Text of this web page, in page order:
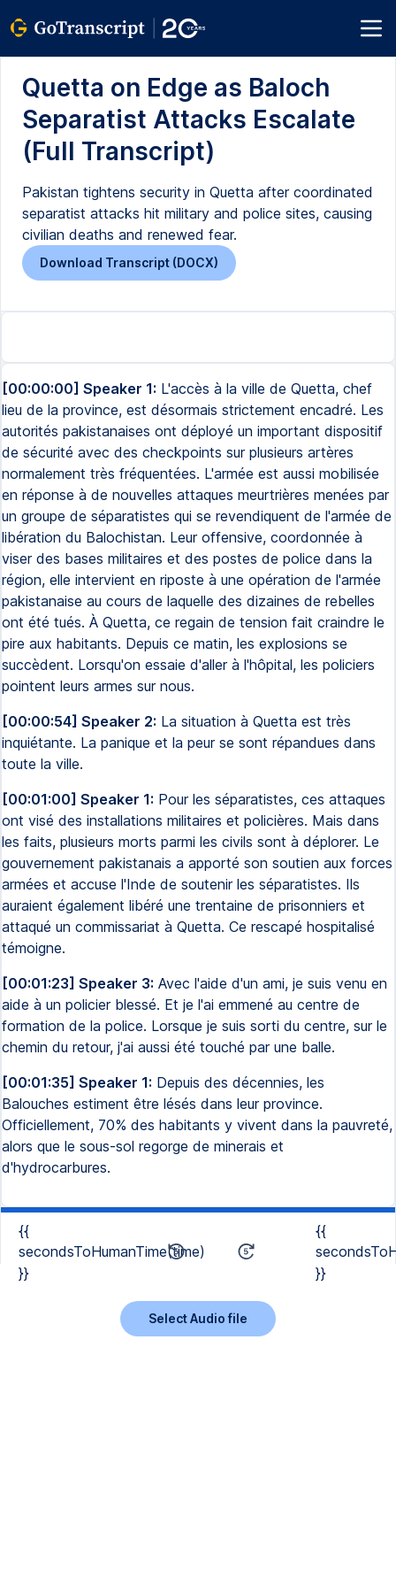
Quetta on Edge as Baloch
Separatist Attacks Escalate
(Full Transcript)
Pakistan tightens security in Quetta after coordinated
separatist attacks hit military and police sites, causing
civilian deaths and renewed fear.
Download Transcript (DOCX)
[00:00:00] Speaker 1: L'accès à la ville de Quetta, chef
lieu de la province, est désormais strictement encadré. Les
autorités pakistanaises ont déployé un important dispositif
de sécurité avec des checkpoints sur plusieurs artères
normalement très fréquentées. L'armée est aussi mobilisée
en réponse à de nouvelles attaques meurtrières menées par
un groupe de séparatistes qui se revendiquent de l'armée de
libération du Balochistan. Leur offensive, coordonnée à
viser des bases militaires et des postes de police dans la
région, elle intervient en riposte à une opération de l'armée
pakistanaise au cours de laquelle des dizaines de rebelles
ont été tués. À Quetta, ce regain de tension fait craindre le
pire aux habitants. Depuis ce matin, les explosions se
succèdent. Lorsqu'on essaie d'aller à l'hôpital, les policiers
pointent leurs armes sur nous.
[00:00:54] Speaker 2: La situation à Quetta est très
inquiétante. La panique et la peur se sont répandues dans
toute la ville.
[00:01:00] Speaker 1: Pour les séparatistes, ces attaques
ont visé des installations militaires et policières. Mais dans
les faits, plusieurs morts parmi les civils sont à déplorer. Le
gouvernement pakistanais a apporté son soutien aux forces
armées et accuse l'Inde de soutenir les séparatistes. Ils
auraient également libéré une trentaine de prisonniers et
attaqué un commissariat à Quetta. Ce rescapé hospitalisé
témoigne.
[00:01:23] Speaker 3: Avec l'aide d'un ami, je suis venu en
aide à un policier blessé. Et je l'ai emmené au centre de
formation de la police. Lorsque je suis sorti du centre, sur le
chemin du retour, j'ai aussi été touché par une balle.
[00:01:35] Speaker 1: Depuis des décennies, les
Balouches estiment être lésés dans leur province.
Officiellement, 70% des habitants y vivent dans la pauvreté,
alors que le sous-sol regorge de minerais et
d'hydrocarbures.
{{
secondsToHumanTime(time)
}}
{{
}}
Select Audio file